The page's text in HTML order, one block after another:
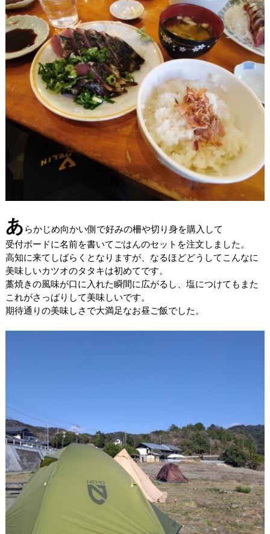
あ らかじめ向かい側で好みの柵や切り身を購入して
受付ボードに名前を書いてごはんのセットを注文しました。
高知に来てしばらくとなりますが、なるほどどうしてこんなに
美味しいカツオのタタキは初めてです。
藁焼きの風味が口に入れた瞬間に広がるし、塩につけてもまた
これがさっぱりして美味しいです。
期待通りの美味しさで大満足なお昼ご飯でした。